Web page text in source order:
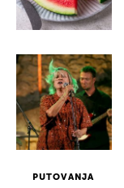
PUTOVANJA